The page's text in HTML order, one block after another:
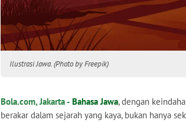
Ilustrasi Jawa. (Photo by Freepik)
Bola.com, Jakarta - Bahasa Jawa, dengan
berakar dalam sejarah yang kaya, bukan hanya